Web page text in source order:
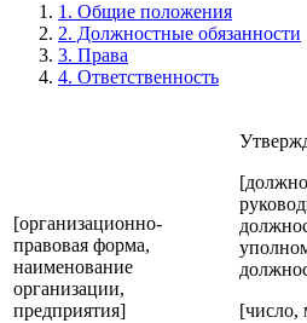
1. Общие положения
2. Должностные обязанности
3. Права
4. Ответственность
[организационно-
правовая форма,
наименование
организации,
предприятия]
[число,